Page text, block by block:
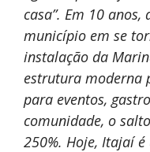
casa”. Em 10
município em se
instalação da
estrutura moderna
para eventos,
comunidade, o
250%. Hoje, Itajaí